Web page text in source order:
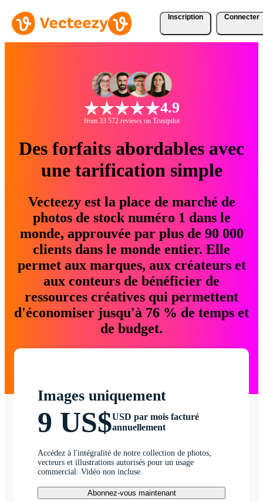
Inscription Connecter
4.9
from 33 572 reviews on Trustpilot
Des forfaits abordables avec
une tarification simple
Vecteezy est la place de marché de
photos de stock numéro 1 dans le
monde, approuvée par plus de 90 000
clients dans le monde entier. Elle
permet aux marques, aux créateurs et
aux conteurs de bénéficier de
ressources créatives qui permettent
d'économiser jusqu'à 76 % de temps et
de budget.
Images uniquement
9 US$USD par mois facturé
annuellement
Accédez à l'intégralité de notre collection de photos,
vecteurs et illustrations autorisés pour un usage
commercial. Vidéo non incluse.
Abonnez-vous maintenant